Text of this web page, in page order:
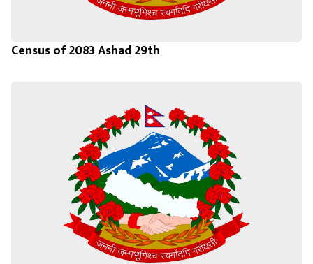
Census of 2083 Ashad 29th